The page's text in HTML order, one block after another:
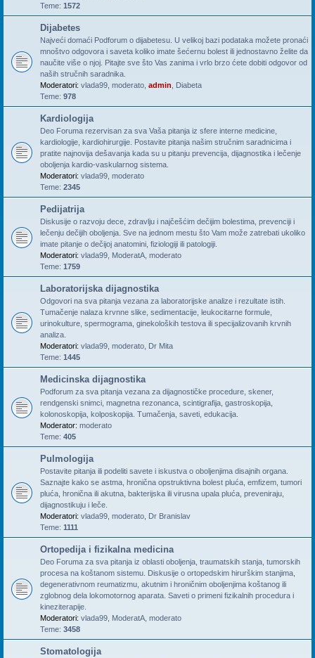
Teme: 1572
Dijabetes
Najveći domaći Podforum o dijabetesu. U velikoj bazi podataka možete pronaći
mnoštvo odgovora i saveta koliko imate šećernu bolest ili jednostavno želite da
naučite više o njoj. Pitajte sve što Vas zanima i vrlo brzo ćete dobiti odgovor od
naših stručnih saradnika.
Moderatori: vlada99 moderato admin
Diabeta
Teme: 978
Kardiologija
Deo Foruma rezervisan za sva Vaša pitanja iz sfere interne medicine,
kardiologije, kardiohirurgije. Postavite pitanja našim stručnim saradnicima i
pratite najnovija dešavanja kada su u pitanju prevencija, dijagnostika i lečenje
oboljenja kardio-vaskularnog sistema.
Moderatori: vlada99 moderato
Teme: 2345
Pedijatrija
Diskusije o razvoju dece, zdravlju i najčešćim dečijim bolestima, prevenciji i
lečenju dečijih oboljenja. Sve na jednom mestu što Vam može zatrebati ukoliko
imate pitanje o dečijoj anatomini, fiziologiji ili patologiji.
Moderatori: vlada99 ModeratA moderato
Teme: 1759
Laboratorijska dijagnostika
Odgovori na sva pitanja vezana za laboratorijske analize i rezultate istih.
Tumačenje nalaza krvnne slike, sedimentacije, leukocitarne formule,
urinokulture, spermograma, ginekoloških testova ili specijalizovanih krvnih
analiza.
Moderatori: vlada99 moderato Dr Mita
Teme: 1445
Medicinska dijagnostika
Podforum za sva pitanja vezana za dijagnostičke procedure, skener,
rendgenski snimci, magnetna rezonanca, scintigrafija, gastroskopija,
kolonoskopija, kolposkopija. Tumačenja, saveti, edukacija.
Moderator: moderato
Teme: 405
Pulmologija
Postavite pitanja ili podeliti savete i iskustva o oboljenjima disajnih organa.
Saznajte kako se astma, hronična opstruktivna bolest pluća, emfizem, tumori
pluća, hronična ili akutna, bakterijska ili virusna upala pluća, preveniraju,
dijagnostikuju i leče.
Moderatori: vlada99 moderato Dr Branislav
Teme: 1111
Ortopedija i fizikalna medicina
Deo Foruma za sva pitanja iz oblasti oboljenja, traumatskih stanja, tumorskih
procesa na koštanom sistemu. Diskusije o ortopedskim hirurškim stanjima,
degenerativnom reumatizmu, akutnim i hroničnim oboljenjima koštanog ili
zglobnog dela lokomotornog aparata. Saveti o primeni fizikalnih procedura i
kineziterapije.
Moderatori: vlada99 ModeratA moderato
Teme: 3458
Stomatologija